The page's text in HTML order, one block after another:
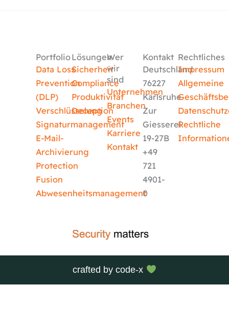
Portfolio
Data Loss
Prevention
(DLP)
Verschlüsselung
Signaturmanagement
E-Mail-
Archivierung
Protection
Fusion
Abwesenheitsmanagement
Lösungen
Sicherheit
Compliance
Produktivität
Deception
Wer
wir
sind
Unternehmen
Branchen
Events
Karriere
Kontakt
Kontakt
Deutschland
76227
Karlsruhe
Zur
Giesserei
19-27B
+49
721
4901-
0
Rechtliches
Impressum
Allgemeine
Rechtliche
crafted bycode-x